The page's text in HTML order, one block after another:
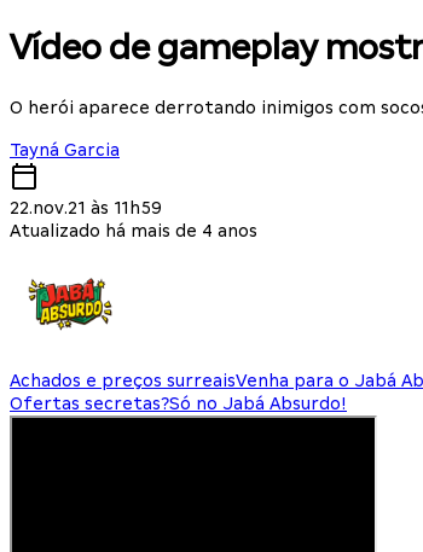
Vídeo de gameplay
O herói aparece derrotando inimigos com
Tayná Garcia
22.nov.21 às 11h59
Atualizado há mais de 4 anos
Achados e preços surreaisVenha para o Jabá
Ofertas secretas?Só no Jabá Absurdo!